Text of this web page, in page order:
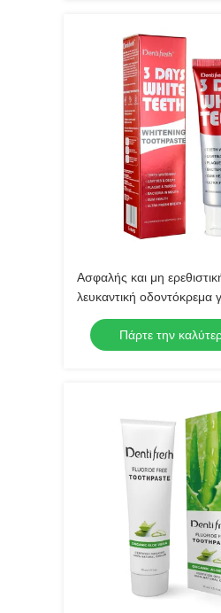
Ασφαλής και μη
λευκαντική οδοντόκρεμα
οδοντική προστασία
Πάρτε την